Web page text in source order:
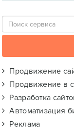
Продвижение
Продвижение в
Разработка
Автоматизация
Реклама